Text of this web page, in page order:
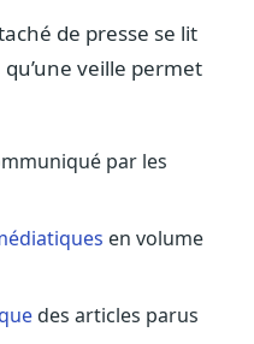
de presse se lit
veille permet
par les
en volume
des articles parus